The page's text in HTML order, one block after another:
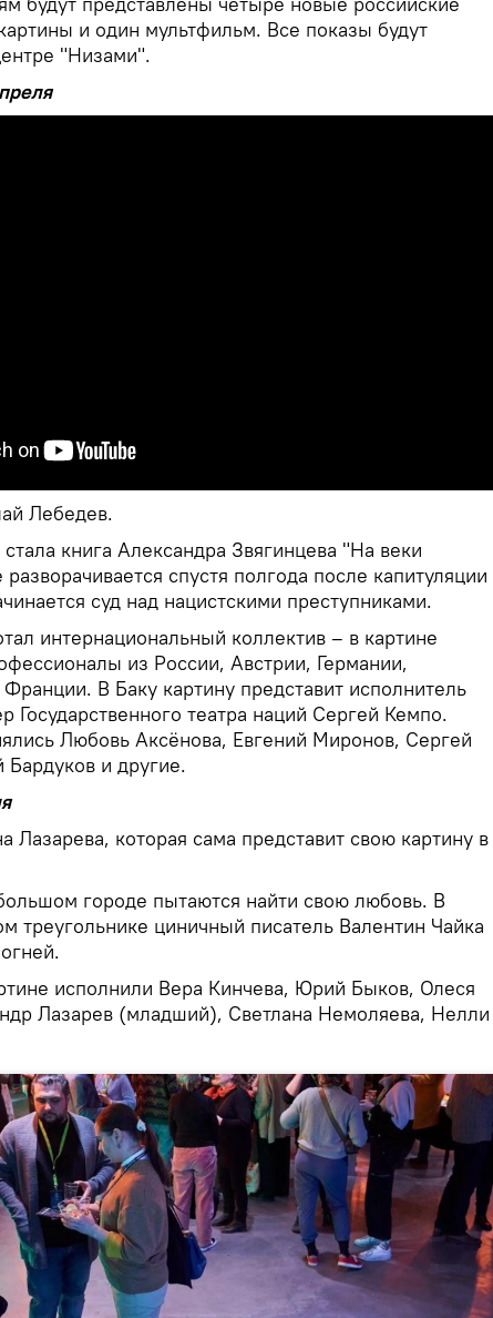
и один мультфильм. Все показы будут
"Низами".
Лебедев.
книга Александра Звягинцева "На веки
спустя полгода после капитуляции
суд над нацистскими преступниками.
интернациональный коллектив – в картине
из России, Австрии, Германии,
В Баку картину представит исполнитель
Государственного театра наций Сергей Кемпо.
Любовь Аксёнова, Евгений Миронов, Сергей
и другие.
Лазарева, которая сама представит свою картину в
городе пытаются найти свою любовь. В
треугольнике циничный писатель Валентин Чайка
исполнили Вера Кинчева, Юрий Быков, Олеся
Лазарев (младший), Светлана Немоляева, Нелли